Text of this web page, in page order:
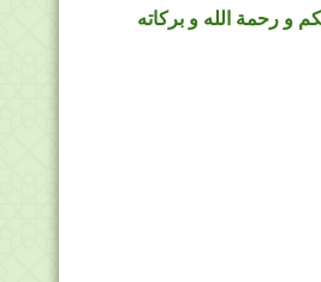
و رحمة الله و بركاته